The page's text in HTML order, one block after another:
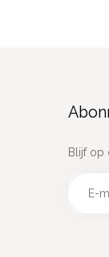
Blijf op